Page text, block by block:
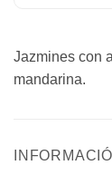
Jazmines con
mandarina.